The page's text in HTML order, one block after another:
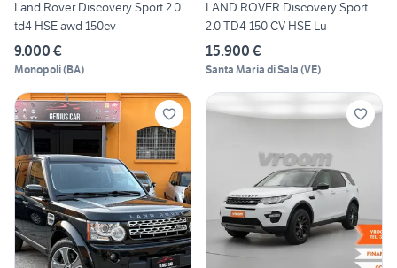
Land Rover Discovery Sport 2.0
td4 HSE awd 150cv
9.000 €
Monopoli(BA)
LAND ROVER Discovery Sport
2.0 TD4 150 CV HSE Lu
15.900 €
Santa Maria di Sala (VE)